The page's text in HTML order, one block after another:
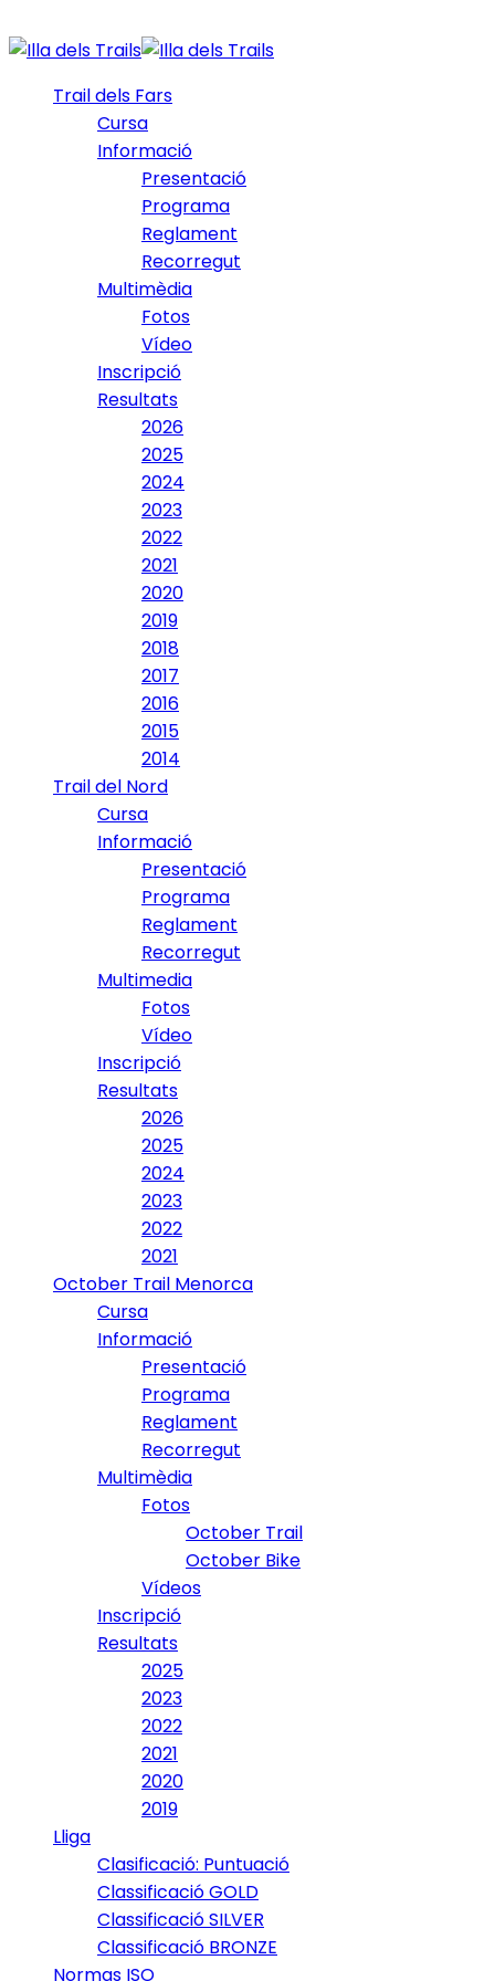
Trail dels Fars
Cursa
Informació
Presentació
Programa
Reglament
Recorregut
Multimèdia
Fotos
Vídeo
Inscripció
Resultats
2026
2025
2024
2023
2022
2021
2020
2019
2018
2017
2016
2015
2014
Trail del Nord
Cursa
Informació
Presentació
Programa
Reglament
Recorregut
Multimedia
Fotos
Vídeo
Inscripció
Resultats
2026
2025
2024
2023
2022
2021
October Trail Menorca
Cursa
Informació
Presentació
Programa
Reglament
Recorregut
Multimèdia
Fotos
October Trail
October Bike
Vídeos
Inscripció
Resultats
2025
2023
2022
2021
2020
2019
Lliga
Clasificació: Puntuació
Classificació GOLD
Classificació SILVER
Classificació BRONZE
Normas ISO